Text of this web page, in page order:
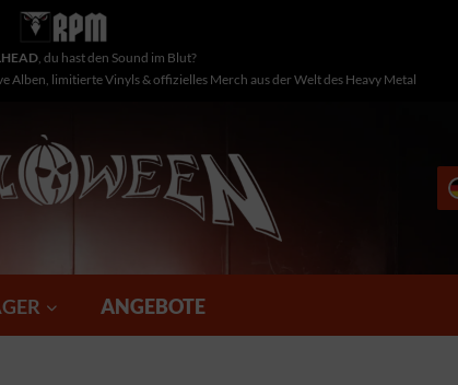
, du hast den Sound im Blut?
Alben, limitierte Vinyls & offizielles Merch aus der Welt des Heavy Metal
ANGEBOTE